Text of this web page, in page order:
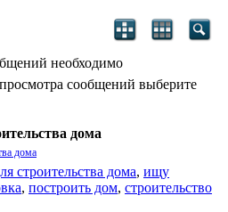
необходимо
сообщений выберите
дома
дома
строительства дома, ищу
, построить дом, строительство